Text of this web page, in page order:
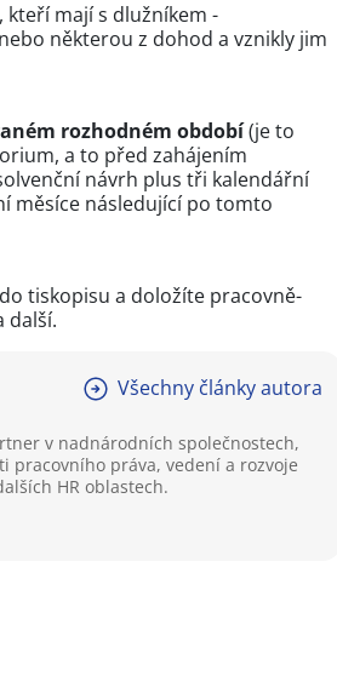
mají s dlužníkem -
nebo některou z dohod a vznikly jim
rozhodném období(je to
a to před zahájením
návrh plus tři kalendářní
měsíce následující po tomto
do tiskopisu a doložíte pracovně-
další.
Všechny články autora
v nadnárodních společnostech,
pracovního práva, vedení a rozvoje
HR oblastech.